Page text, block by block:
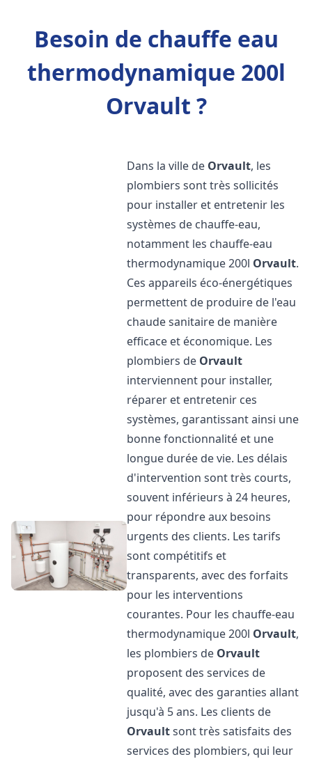
Besoin de chauffe eau
thermodynamique 200l
Orvault ?
Dans la ville de Orvault, les
plombiers sont très sollicités
pour installer et entretenir les
systèmes de chauffe-eau,
notamment les chauffe-eau
thermodynamique 200l Orvault.
Ces appareils éco-énergétiques
permettent de produire de l'eau
chaude sanitaire de manière
efficace et économique. Les
plombiers de Orvault
interviennent pour installer,
réparer et entretenir ces
systèmes, garantissant ainsi une
bonne fonctionnalité et une
longue durée de vie. Les délais
d'intervention sont très courts,
souvent inférieurs à 24 heures,
pour répondre aux besoins
urgents des clients. Les tarifs
sont compétitifs et
transparents, avec des forfaits
pour les interventions
courantes. Pour les chauffe-eau
thermodynamique 200l Orvault,
les plombiers de Orvault
proposent des services de
qualité, avec des garanties allant
jusqu'à 5 ans. Les clients de
Orvaultsont très satisfaits des
services des plombiers, qui leur